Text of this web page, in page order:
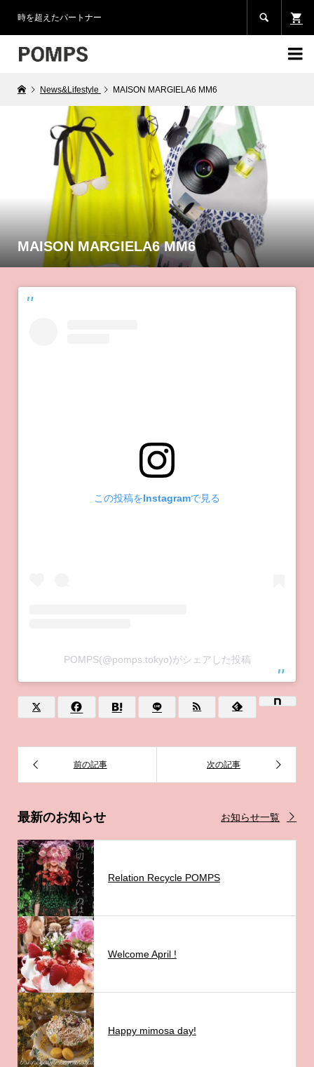
時を超えたパートナー 

News&Lifestyle MAISON MARGIELA6 MM6
MAISON MARGIELA6 MM6
この投稿をInstagramで見る
POMPS(@pomps.tokyo)がシェアした投稿
最新のお知らせ お知らせ一覧
Relation Recycle POMPS
Welcome April !
Happy mimosa day!